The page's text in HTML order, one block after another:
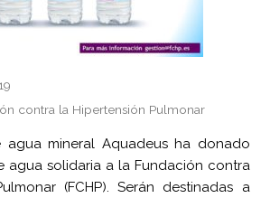
contra la Hipertensión Pulmonar
mineral Aquadeus ha donado
agua solidaria a la Fundación contra
(FCHP). Serán destinadas a